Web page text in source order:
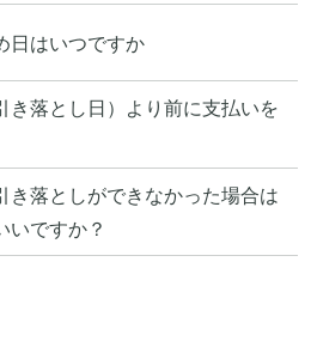
日はいつですか
き落とし日）より前に支払いを
き落としができなかった場合は
いですか？